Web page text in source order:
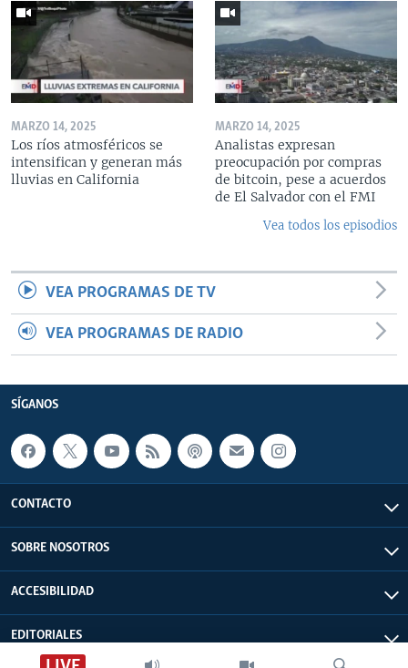
MARZO 14, 2025
Los ríos atmosféricos se
intensifican y generan más
lluvias en California
MARZO 14, 2025
Analistas expresan
preocupación por compras
de bitcoin, pese a acuerdos
de El Salvador con el FMI
Vea todos los episodios
VEA PROGRAMAS DE TV
VEA PROGRAMAS DE RADIO
SÍGANOS
CONTACTO
SOBRE NOSOTROS
ACCESIBILIDAD
EDITORIALES